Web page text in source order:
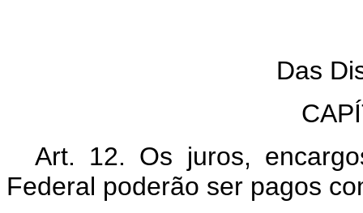
Das
Art. 12. Os juros,
Federal poderão ser pagos